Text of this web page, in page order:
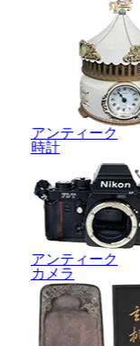
アンティーク
時計
アンティーク
カメラ